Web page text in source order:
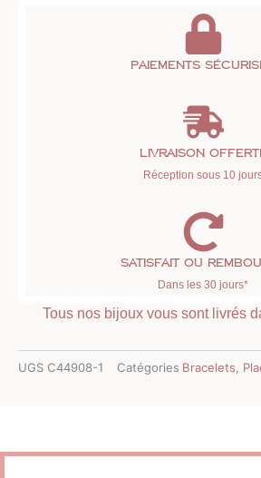
Paiements
Livraison
Réception sous 10
Satisfait ou
Dans les 30 jours*
Tous nos bijoux vous sont livrés
UGS C44908-1 Catégories Bracelets,